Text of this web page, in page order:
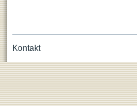
Kontakt